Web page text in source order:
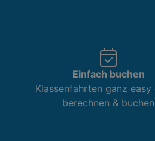
Einfach buchen
Klassenfahrten ganz easy
berechnen & buchen